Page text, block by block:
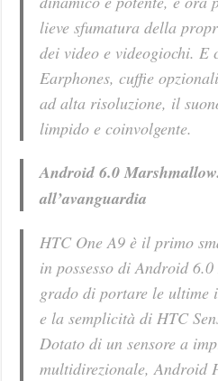
lieve sfumatura della
dei video e videogiochi. E
Earphones, cuffie
ad alta risoluzione, il
limpido e coinvolgente.
Android 6.0
all’avanguardia
HTC One A9 è il primo
in possesso di Android
grado di portare le ultime
e la semplicità di HTC
Dotato di un sensore a
multidirezionale, Android